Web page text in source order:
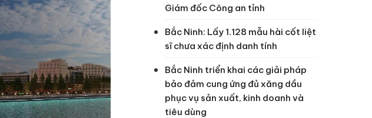
Giám đốc Công an tỉnh
Bắc Ninh: Lấy 1.128 mẫu hài cốt liệt
sĩ chưa xác định danh tính
Bắc Ninh triển khai các giải pháp
bảo đảm cung ứng đủ xăng dầu
phục vụ sản xuất, kinh doanh và
tiêu dùng